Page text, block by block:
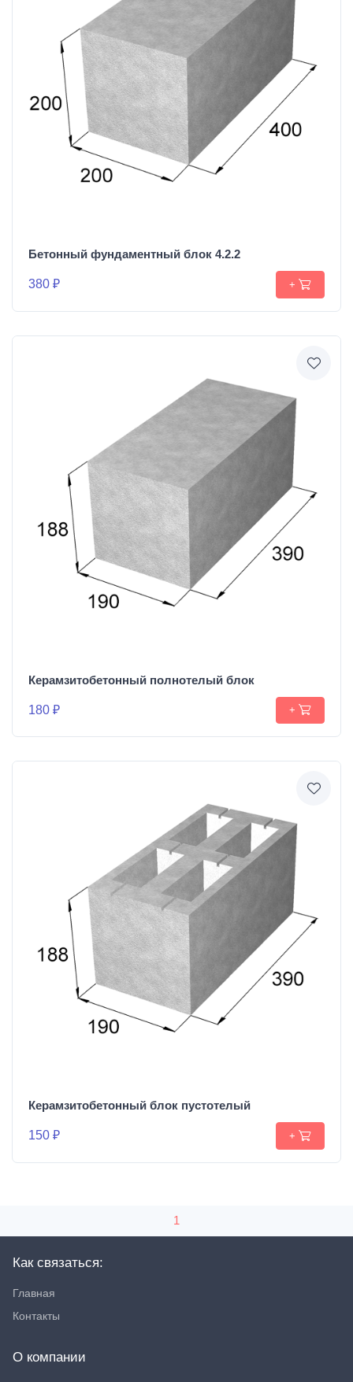
Бетонный фундаментный блок 4.2.2
380 ₽ +
Керамзитобетонный полнотелый блок
180 ₽ +
Керамзитобетонный блок пустотелый
150 ₽ +
1
Как связаться:
Главная
Контакты
О компании